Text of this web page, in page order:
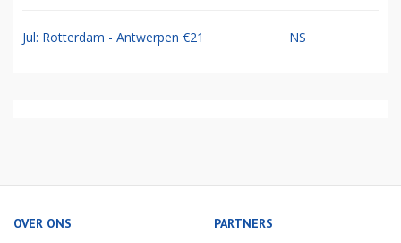
Jul: Rotterdam - Antwerpen €21 NS
OVER ONS PARTNERS